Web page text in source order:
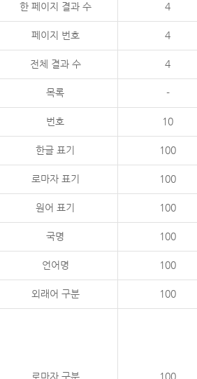
한 페이지 결과 수 4
페이지 번호 4
전체 결과 수 4
목록 -
번호 10
한글 표기 100
로마자 표기 100
원어 표기 100
국명 100
언어명 100
외래어 구분 100
로마자 구분 100